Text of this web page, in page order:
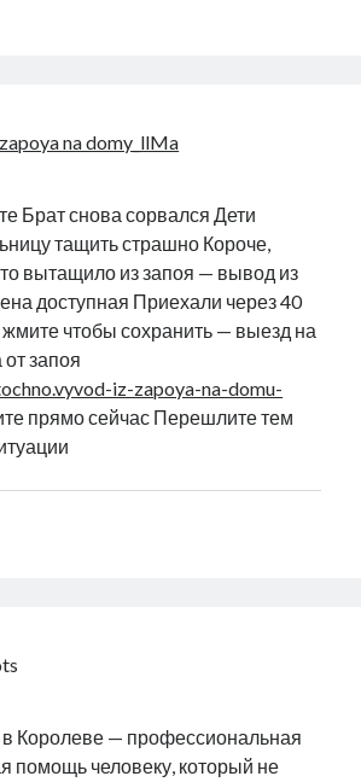
na domy_llMa
Брат снова сорвался Дети
тащить страшно Короче,
вытащило из запоя — вывод из
доступная Приехали через 40
чтобы сохранить — выезд на
запоя
iz-zapoya-na-domu-
прямо сейчас Перешлите тем
Королеве — профессиональная
помощь человеку, который не